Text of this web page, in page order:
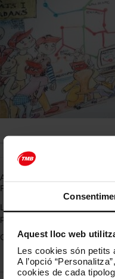
Aquest lloc web
Les cookies són petits
A l’opció
cookies de cada
Aquesta exposició està
Pilarín Bayés i els textos de
La mostra apropa a petits i
primera corona metropolitana.
Gaudiu del viatge!